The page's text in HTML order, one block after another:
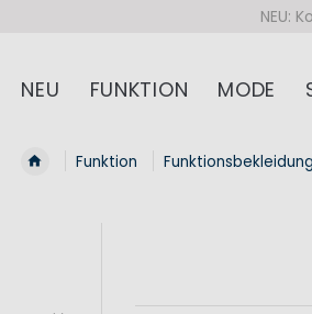
NEU:
NEU FUNKTION MODE
Funktion Funktionsbekleidung